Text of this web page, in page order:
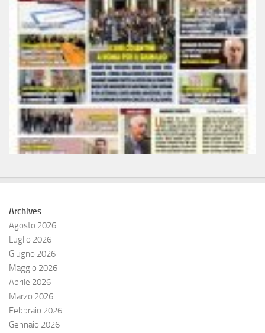
Archives
Agosto 2026
Luglio 2026
Giugno 2026
Maggio 2026
Aprile 2026
Marzo 2026
Febbraio 2026
Gennaio 2026